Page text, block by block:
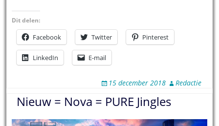
Dit delen:
Facebook Twitter Pinterest
LinkedIn E-mail
15 december 2018 Redactie
Nieuw = Nova = PURE Jingles